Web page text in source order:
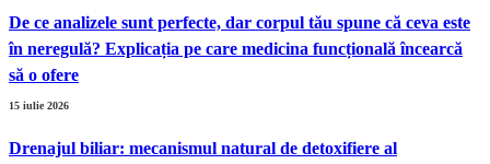
De ce analizele sunt perfecte, dar corpul tău spune că ceva este
în neregulă? Explicația pe care medicina funcțională încearcă
să o ofere
15 iulie 2026
Drenajul biliar: mecanismul natural de detoxifiere al